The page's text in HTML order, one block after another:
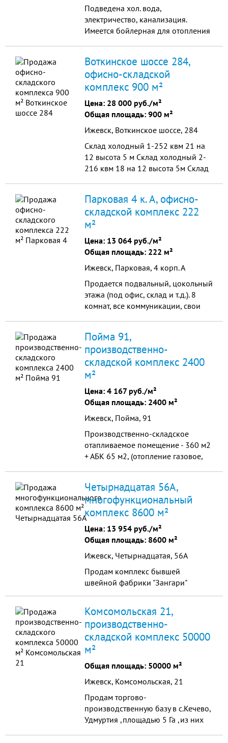
Подведена хол. вода,
электричество, канализация.
Имеется бойлерная для отопления
бетонированные. Территория
обнесена металлическим забором.
Торг при осмотре.
Воткинское шоссе 284,
офисно-складской
комплекс 900 м²
Цена: 28 000 руб./м²
Общая площадь: 900 м²
Ижевск, Воткинское шоссе, 284
Склад холодный 1-252 квм 21 на
12 высота 5 м Склад холодный 2-
216 квм 18 на 12 высота 5м Склад
низкотемпературный до -18 80
кв...
Парковая 4 к. А, офисно-
складской комплекс 222
м²
Цена: 13 064 руб./м²
Общая площадь: 222 м²
Ижевск, Парковая, 4 корп. А
Продается подвальный, цокольный
этажа (под офис, склад и т.д.). 8
комнат, все коммуникации, свои
Пойма 91,
производственно-
складской комплекс 2400
м²
Цена: 4 167 руб./м²
Общая площадь: 2400 м²
Ижевск, Пойма, 91
Производственно-складское
отапливаемое помещение - 360 м2
+ АБК 65 м2, (отопление газовое,
въезд, территория огорожена,
площадь базы выложена
дорожными плитами. Площадь
базы - 2400 м2. Рядом с базой ж/д
тупик.
Четырнадцатая 56А,
многофункциональный
комплекс 8600 м²
Цена: 13 954 руб./м²
Общая площадь: 8600 м²
Ижевск, Четырнадцатая, 56А
Продам комплекс бывшей
швейной фабрики "Зангари"
Комсомольская 21,
производственно-
складской комплекс 50000
м²
Общая площадь: 50000 м²
Ижевск, Комсомольская, 21
Продам торгово-
производственную базу в с.Кечево,
Удмуртия ,площадью 5 Га ,из них